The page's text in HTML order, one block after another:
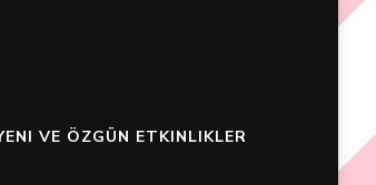
VE ÖZGÜN ETKINLIKLER